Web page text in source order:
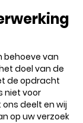
behoeve van
doel van de
de opdracht
niet voor
deelt en wij
op uw verzoek